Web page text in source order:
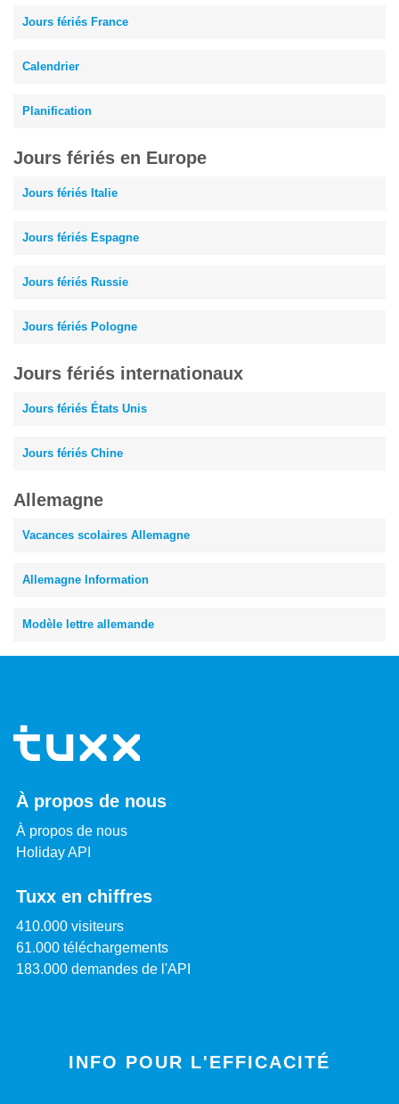
Jours fériés France
Calendrier
Planification
Jours fériés en Europe
Jours fériés Italie
Jours fériés Espagne
Jours fériés Russie
Jours fériés Pologne
Jours fériés internationaux
Jours fériés États Unis
Jours fériés Chine
Allemagne
Vacances scolaires Allemagne
Allemagne Information
Modèle lettre allemande
À propos de nous
À propos de nous
Holiday API
Tuxx en chiffres
410.000 visiteurs
61.000 téléchargements
183.000 demandes de l'API
INFO POUR L'EFFICACITÉ